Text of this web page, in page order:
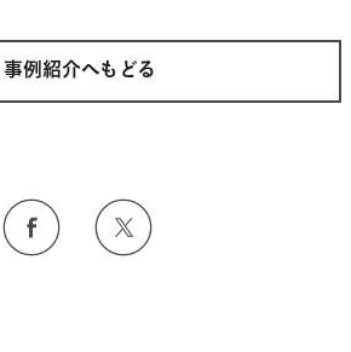
事例紹介へもどる